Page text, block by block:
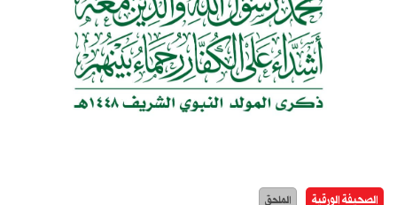
الصحيفة الورقية الملحق